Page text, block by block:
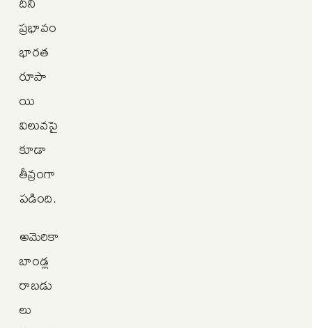
ప్రభావం
భారత
రూపా
యి
విలువపై
కూడా
తీవ్రంగా
పడింది.
అమెరికా
బాండ్ల
రాబడు
లు